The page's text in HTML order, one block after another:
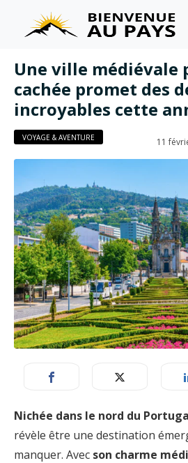
Une ville médiévale
cachée promet des
incroyables cette
VOYAGE & AVENTURE 11
Nichée dans le nord du
révèle être une destination
manquer. Avec son charme